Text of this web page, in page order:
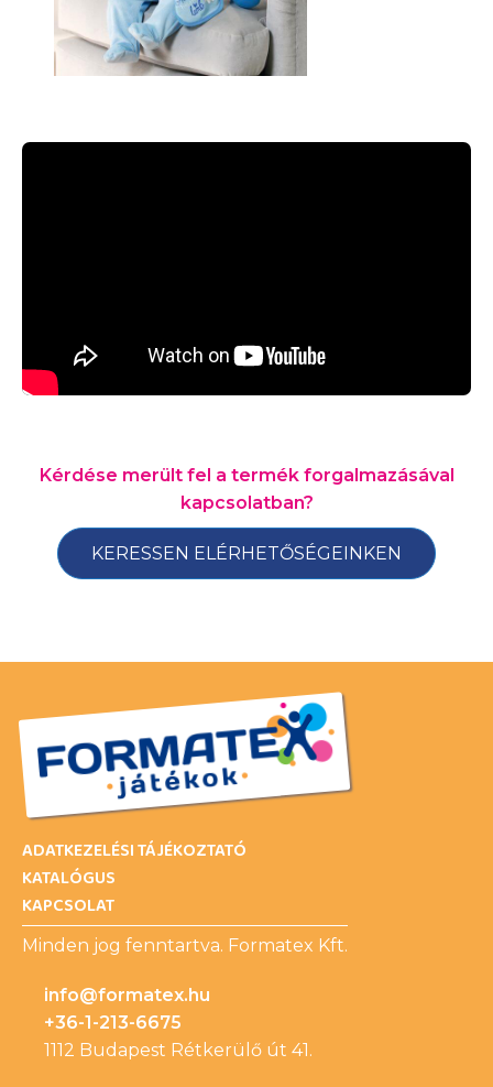
Kérdése merült fel a termék forgalmazásával
kapcsolatban?
KERESSEN ELÉRHETŐSÉGEINKEN
ADATKEZELÉSI TÁJÉKOZTATÓ
KATALÓGUS
KAPCSOLAT
Minden jog fenntartva. Formatex Kft.
info@formatex.hu
+36-1-213-6675
1112 Budapest Rétkerülő út 41.